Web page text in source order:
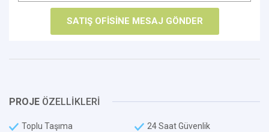
PROJE ÖZELLİKLERİ
Toplu Taşıma
24 Saat Güvenlik